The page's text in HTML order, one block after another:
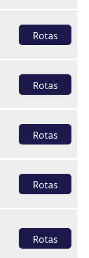
Rotas
Rotas
Rotas
Rotas
Rotas